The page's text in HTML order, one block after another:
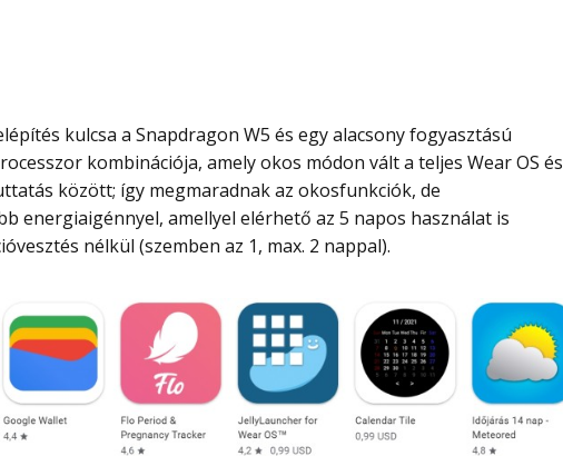
kombinációja, amely okos módon vált a teljes Wear OS és
között; így megmaradnak az okosfunkciók, de
energiaigénnyel, amellyel elérhető az 5 napos használat is
nélkül (szemben az 1, max. 2 nappal).